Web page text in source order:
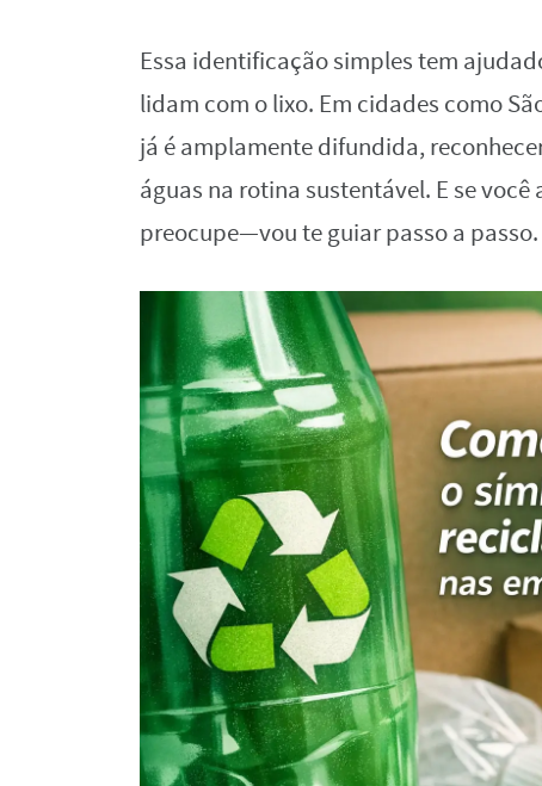
Essa identificação simples tem
lidam com o lixo. Em cidades como
já é amplamente difundida,
águas na rotina sustentável. E se
preocupe—vou te guiar passo a passo.